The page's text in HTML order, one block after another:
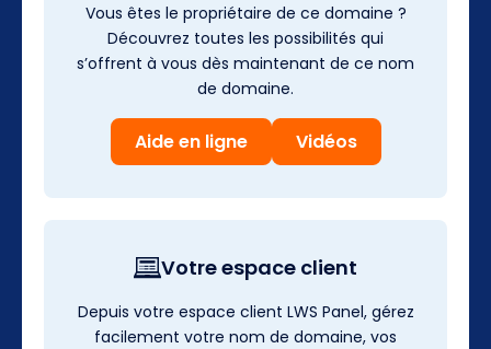
Vous êtes le propriétaire de ce domaine ?
Découvrez toutes les possibilités qui
s’offrent à vous dès maintenant de ce nom
de domaine.
Aide en ligne Vidéos
Votre espace client
Depuis votre espace client LWS Panel, gérez
facilement votre nom de domaine, vos